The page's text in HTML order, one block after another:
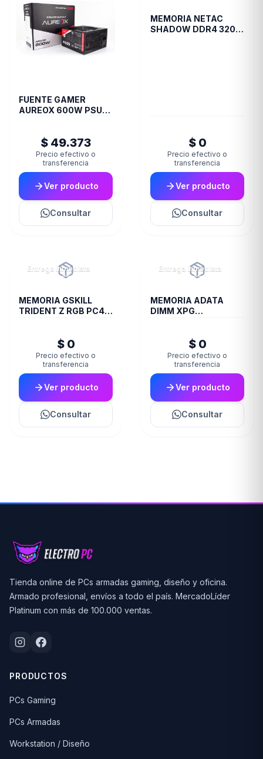
FUENTE GAMER
AUREOX 600W PSU
$ 49.373
Precio efectivo o
transferencia
Ver producto
Consultar
MEMORIA NETAC
SHADOW DDR4 3200
$ 0
Precio efectivo o
transferencia
Ver producto
Consultar
Entrega inmediata
MEMORIA GSKILL
TRIDENT Z RGB PC4
$ 0
Precio efectivo o
transferencia
Ver producto
Consultar
Entrega inmediata
MEMORIA ADATA
DIMM XPG
$ 0
Precio efectivo o
transferencia
Ver producto
Consultar
Tienda online de PCs armadas gaming, diseño y oficina.
Armado profesional, envíos a todo el país. MercadoLíder
Platinum con más de 100.000 ventas.
PRODUCTOS
PCs Gaming
PCs Armadas
Workstation / Diseño